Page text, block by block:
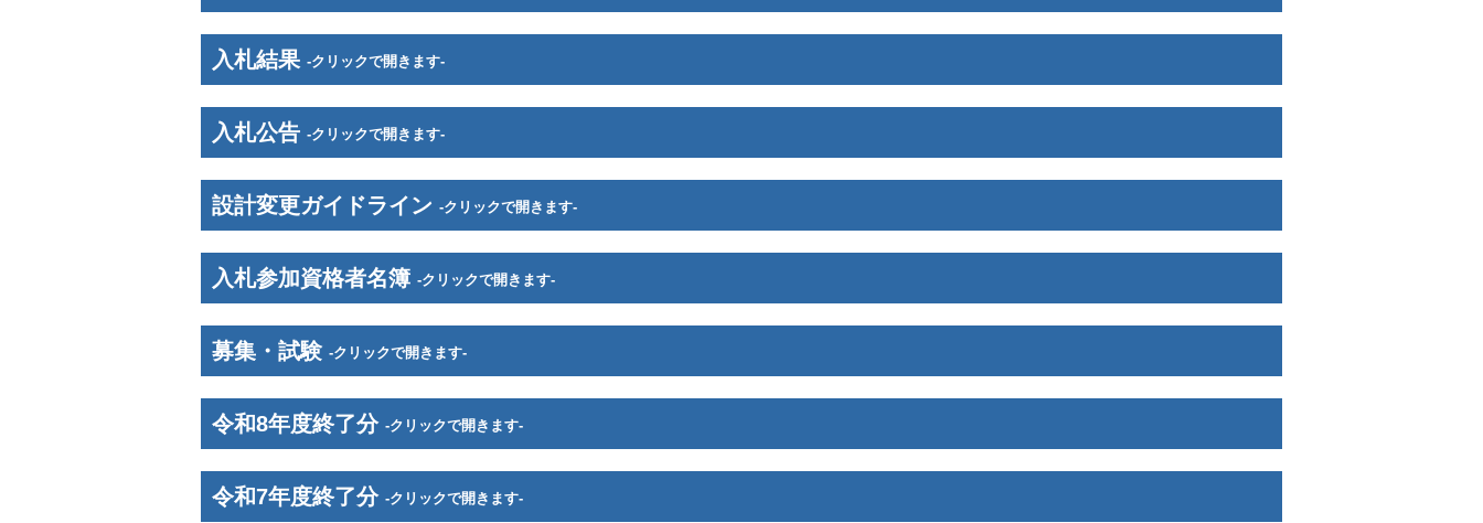
入札結果 -クリックで開きます-
入札公告 -クリックで開きます-
設計変更ガイドライン -クリックで開きます-
入札参加資格者名簿 -クリックで開きます-
募集・試験 -クリックで開きます-
令和8年度終了分 -クリックで開きます-
令和7年度終了分 -クリックで開きます-